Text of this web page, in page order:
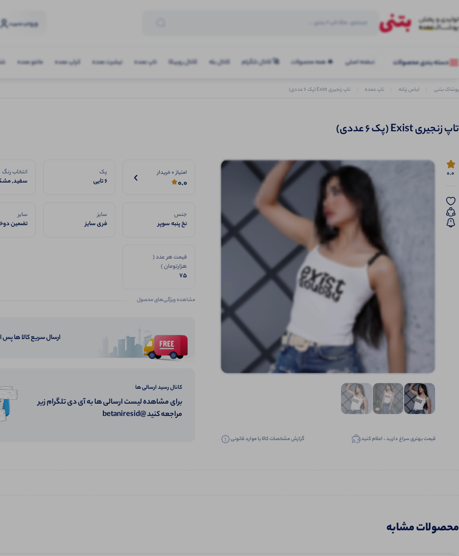
ورودو عضویت
دسته بندی محصولات صفحه اصلی 🔥 همه محصولات 🚀 کانال تلگرام کانال بله کانال روبیکا تاپ عمده تیشرت عمده کراپ عمده مانتو عمده
پوشاک بتنی لباس زنانه تاپ عمده تاپ زنجیری Exist (پک 6 عددی)
تاپ زنجیری Exist (پک 6 عددی)
0.0
قیمت بهتری سراغ دارید ، اعلام کنید گزارش مشخصات کالا یا موارد قانونی
امتیاز 0 خریدار
0.0
پک
6 تایی
انتخاب رنگ
سفید,
جنس
نخ پنبه سوپر
سایز
فری سایز
سایر
تضمین
قیمت هر عدد (
هزارتومان )
75
مشاهده ویژگی‌های محصول
ارسال سریع کالا ها
کانال رسید ارسالی ها
برای مشاهده لیست ارسالی ها به آی دی تلگرام زیر
مراجعه کنید @betaniresid
محصولات مشابه